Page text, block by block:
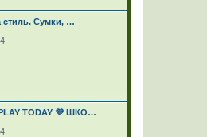
стиль. Сумки, …
TODAY 💜 ШКО…